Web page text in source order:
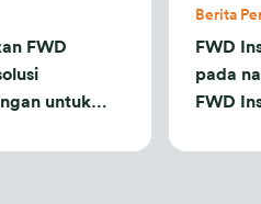
FWD
untuk
Berita
FWD
pada
FWD